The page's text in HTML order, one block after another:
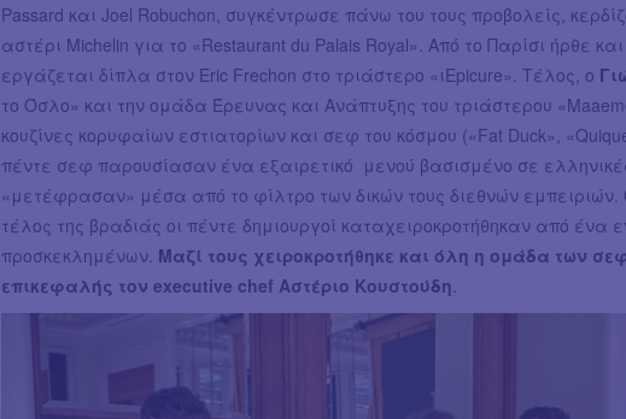
Passard και Joel Robuchon, συγκέντρωσε πάνω του τους προβολείς,
αστέρι Michelin για το «Restaurant du Palais Royal». Από το Παρίσι ήρθε
εργάζεται δίπλα στον Eric Frechon στο τριάστερο «ιEpicure». Τέλος, ο
το Όσλο» και την ομάδα Έρευνας και Ανάπτυξης του τριάστερου
κουζίνες κορυφαίων εστιατορίων και σεφ του κόσμου («Fat Duck»,
πέντε σεφ παρουσίασαν ένα εξαιρετικό μενού βασισμένο σε
«μετέφρασαν» μέσα από το φίλτρο των δικών τους διεθνών
τέλος της βραδιάς οι πέντε δημιουργοί καταχειροκροτήθηκαν από ένα
προσκεκλημένων. Μαζί τους χειροκροτήθηκε και όλη η ομάδα των
επικεφαλής τον executive chef Αστέριο Κουστούδη